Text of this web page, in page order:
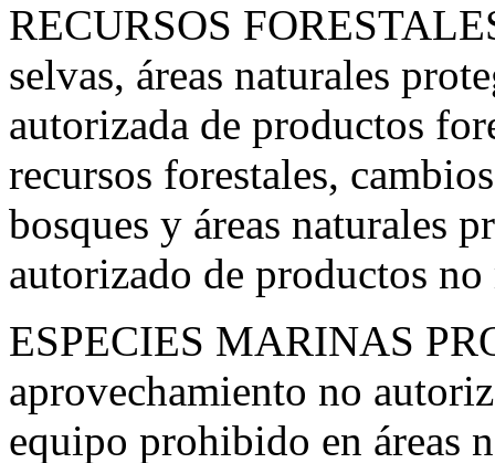
RECURSOS
selvas, áreas naturales
autorizada de productos
recursos forestales,
bosques y áreas naturales
autorizado de productos no
ESPECIES MARINAS
aprovechamiento no
equipo prohibido en áreas